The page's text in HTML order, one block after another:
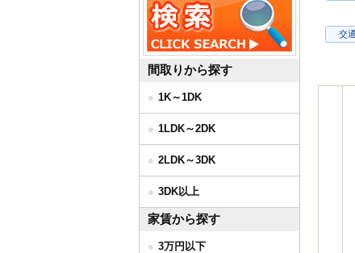
交通
間取りから探す
1K～1DK
1LDK～2DK
2LDK～3DK
3DK以上
家賃から探す
3万円以下